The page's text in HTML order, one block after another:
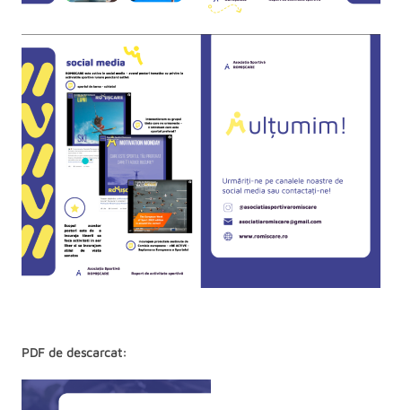
PDF de descarcat: